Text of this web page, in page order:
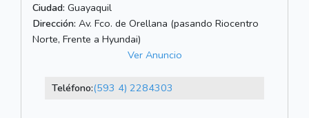
Ciudad: Guayaquil
Dirección: Av. Fco. de Orellana (pasando Riocentro
Norte, Frente a Hyundai)
Ver Anuncio
Teléfono:(593 4) 2284303